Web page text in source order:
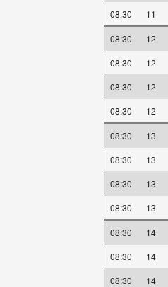
08:30
11
08:30 12
08:30
12
08:30
12
08:30
12
08:30 13
08:30
13
08:30
13
08:30
13
08:30 14
08:30
14
08:30
14